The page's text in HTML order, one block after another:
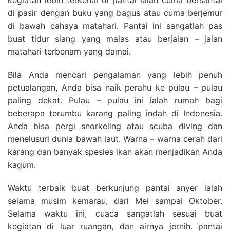
di pasir dengan buku yang bagus atau cuma berjemur
di bawah cahaya matahari. Pantai ini sangatlah pas
buat tidur siang yang malas atau berjalan – jalan
matahari terbenam yang damai.
Bila Anda mencari pengalaman yang lebih penuh
petualangan, Anda bisa naik perahu ke pulau – pulau
paling dekat. Pulau – pulau ini ialah rumah bagi
beberapa terumbu karang paling indah di Indonesia.
Anda bisa pergi snorkeling atau scuba diving dan
menelusuri dunia bawah laut. Warna – warna cerah dari
karang dan banyak spesies ikan akan menjadikan Anda
kagum.
Waktu terbaik buat berkunjung pantai anyer ialah
selama musim kemarau, dari Mei sampai Oktober.
Selama waktu ini, cuaca sangatlah sesuai buat
kegiatan di luar ruangan, dan airnya jernih. pantai